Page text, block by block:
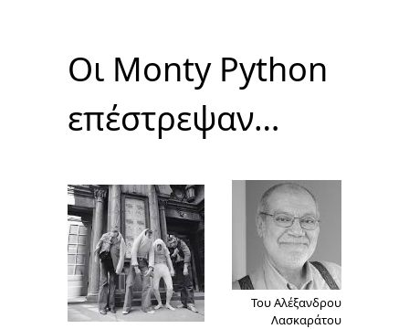
Oι Monty Python
επέστρεψαν…
Του Αλέξανδρου
Λασκαράτου